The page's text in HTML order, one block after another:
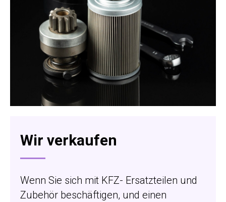
Wir verkaufen
Wenn Sie sich mit KFZ- Ersatzteilen und
Zubehör beschäftigen, und einen